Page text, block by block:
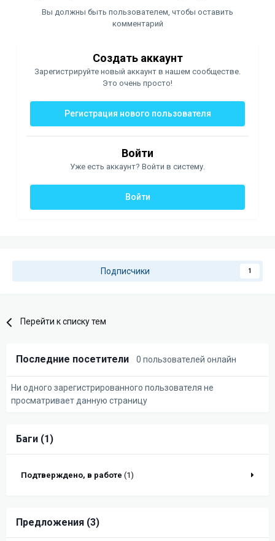
Вы должны быть пользователем, чтобы оставить
комментарий
Создать аккаунт
Зарегистрируйте новый аккаунт в нашем сообществе.
Это очень просто!
Регистрация нового пользователя
Войти
Уже есть аккаунт? Войти в систему.
Войти
Подписчики 1
Перейти к списку тем
Последние посетители 0 пользователей онлайн
Ни одного зарегистрированного пользователя не
просматривает данную страницу
Баги (1)
Подтверждено, в работе (1)
Предложения (3)